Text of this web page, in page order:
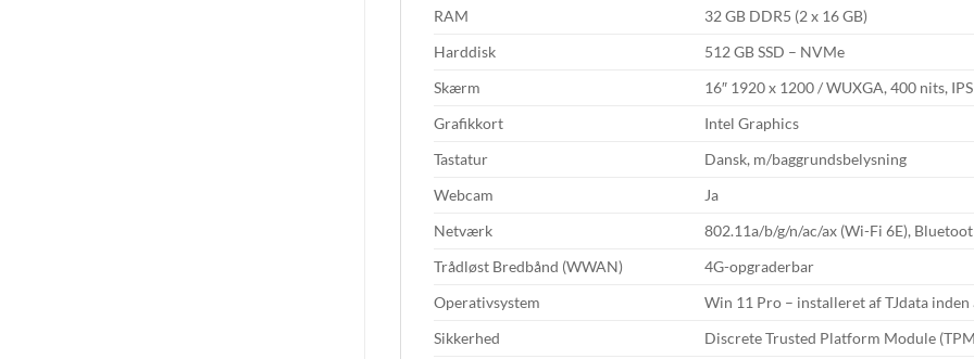
RAM
32 GB DDR5 (2 x 16 GB)
Harddisk
512 GB SSD – NVMe
Skærm
16″ 1920 x 1200 / WUXGA, 400 nits, IPS
Grafikkort
Intel Graphics
Tastatur
Dansk, m/baggrundsbelysning
Webcam
Ja
Netværk
802.11a/b/g/n/ac/ax (Wi-Fi 6E),
Trådløst Bredbånd (WWAN)
4G-opgraderbar
Operativsystem
Win 11 Pro – installeret af TJdata inden
Sikkerhed
Discrete Trusted Platform Module